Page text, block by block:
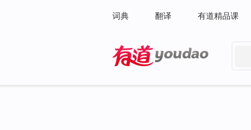
词典 翻译 有道精品课